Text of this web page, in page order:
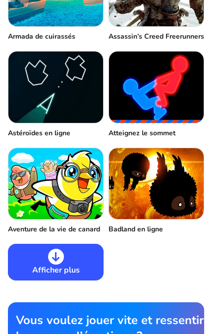
Armada de cuirassés Assassin’s Creed Freerunners
Astéroïdes en ligne Atteignez le sommet
Aventure de la vie de canard Badland en ligne
Afficher plus
Vous voulez jouer vite et ressentir